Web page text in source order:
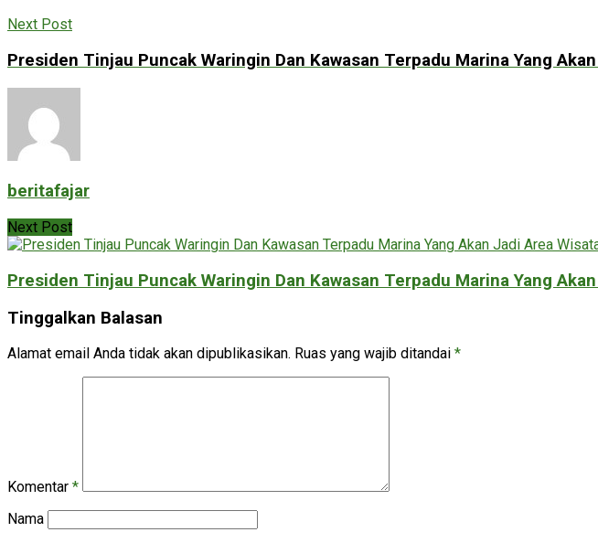
Next Post
Presiden Tinjau Puncak Waringin Dan Kawasan Terpadu Marina Yang
beritafajar
Next Post
Presiden Tinjau Puncak Waringin Dan Kawasan Terpadu Marina Yang
Tinggalkan Balasan
Alamat email Anda tidak akan dipublikasikan. Ruas yang wajib ditandai *
Komentar *
Nama